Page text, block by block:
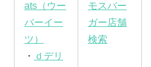
ats（ウー
バーイー
ツ）
・ ｄデリ
モスバー
ガー店舗
検索